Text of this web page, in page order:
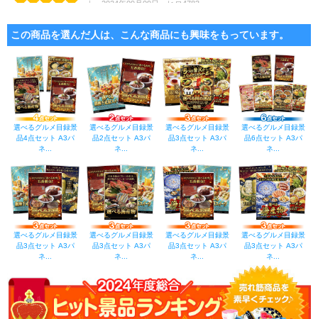
｜ 2024年09月09日 ヒロ4783
パネルに魅力的な写真、喜ばれること間違いなし。。
｜ 2024年07月18日 購入者
パネルもしっかりしていて、目録も大きく他店よち安く買えて満足です
｜ 2024年01月17日 hiro11120927
大きな立て看板付きで持ち帰る際は申込用紙で済むので軽いし嵩張らないので
助かりました。
｜ 2023年09月27日 あーぼー1020
しっかりしたパネルで使い勝手がいいと思います。また次回もお願いしようと
思います。
｜ 2023年09月27日 arisa*!
結婚式の二次会景品として購入しました。みんなが好きなものなので喜んでも
らえそうです。景品パネルもしっかりしていました。
この商品を選んだ人は、こんな商品にも興味をもっています。
選べるグルメ目録景
品4点セット A3パ
ネ...
選べるグルメ目録景
品2点セット A3パ
ネ...
選べるグルメ目録景
品3点セット A3パ
ネ...
選べるグルメ目録景
品6点セット A3パ
ネ...
選べるグルメ目録景
品3点セット A3パ
ネ...
選べるグルメ目録景
品3点セット A3パ
ネ...
選べるグルメ目録景
品3点セット A3パ
ネ...
選べるグルメ目録景
品3点セット A3パ
ネ...